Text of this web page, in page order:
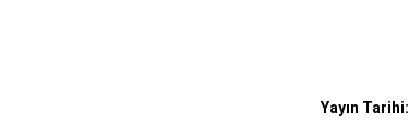
Yayın Tarihi: